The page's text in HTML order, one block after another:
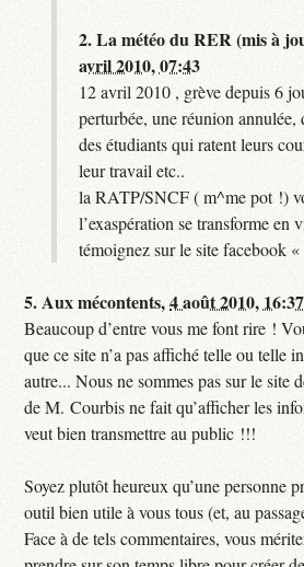
2.La météo du RER (mis à
avril 2010, 07:43
12 avril 2010 , grève depuis 6
perturbée, une réunion annulée,
des étudiants qui ratent leurs
leur travail etc..
la RATP/SNCF ( m^me pot !)
l’exaspération se transforme en
témoignez sur le site facebook
5.Aux mécontents,4 août 2010, 16:37
Beaucoup d’entre vous me font rire !
que ce site n’a pas affiché telle ou telle
autre... Nous ne sommes pas sur le site
de M. Courbis ne fait qu’afficher les
veut bien transmettre au public !!!
Soyez plutôt heureux qu’une personne
outil bien utile à vous tous (et, au
Face à de tels commentaires, vous